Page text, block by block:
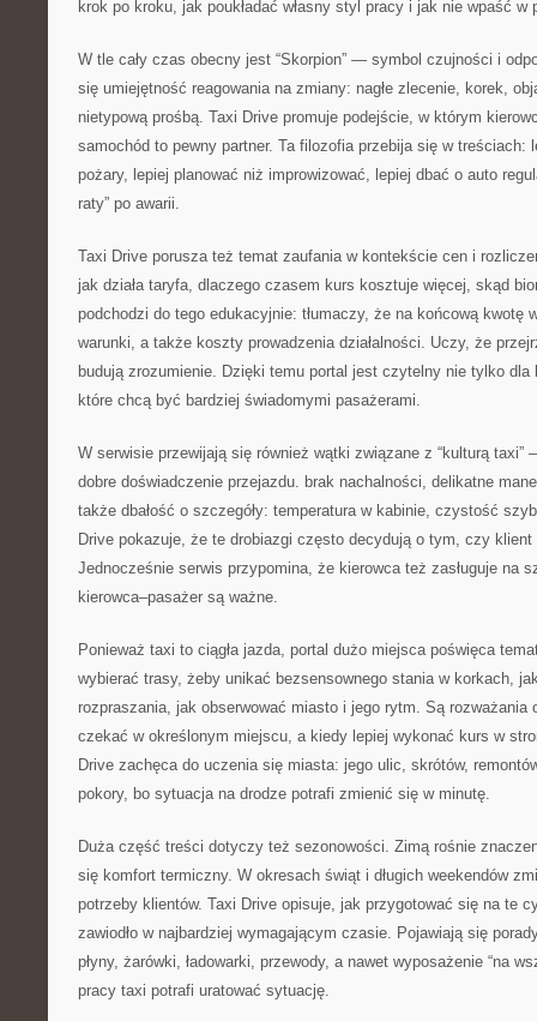
krok po kroku, jak poukładać własny styl pracy i jak nie wpaść w
W tle cały czas obecny jest “Skorpion” — symbol czujności i
się umiejętność reagowania na zmiany: nagłe zlecenie, korek,
nietypową prośbą. Taxi Drive promuje podejście, w którym
samochód to pewny partner. Ta filozofia przebija się w treściach:
pożary, lepiej planować niż improwizować, lepiej dbać o auto
raty” po awarii.
Taxi Drive porusza też temat zaufania w kontekście cen i
jak działa taryfa, dlaczego czasem kurs kosztuje więcej, skąd
podchodzi do tego edukacyjnie: tłumaczy, że na końcową kwotę
warunki, a także koszty prowadzenia działalności. Uczy, że
budują zrozumienie. Dzięki temu portal jest czytelny nie tylko dla
które chcą być bardziej świadomymi pasażerami.
W serwisie przewijają się również wątki związane z “kulturą
dobre doświadczenie przejazdu. brak nachalności, delikatne
także dbałość o szczegóły: temperatura w kabinie, czystość
Drive pokazuje, że te drobiazgi często decydują o tym, czy
Jednocześnie serwis przypomina, że kierowca też zasługuje na
kierowca–pasażer są ważne.
Ponieważ taxi to ciągła jazda, portal dużo miejsca poświęca
wybierać trasy, żeby unikać bezsensownego stania w korkach,
rozpraszania, jak obserwować miasto i jego rytm. Są rozważania
czekać w określonym miejscu, a kiedy lepiej wykonać kurs w
Drive zachęca do uczenia się miasta: jego ulic, skrótów,
pokory, bo sytuacja na drodze potrafi zmienić się w minutę.
Duża część treści dotyczy też sezonowości. Zimą rośnie
się komfort termiczny. W okresach świąt i długich weekendów
potrzeby klientów. Taxi Drive opisuje, jak przygotować się na te
zawiodło w najbardziej wymagającym czasie. Pojawiają się
płyny, żarówki, ładowarki, przewody, a nawet wyposażenie “na
pracy taxi potrafi uratować sytuację.